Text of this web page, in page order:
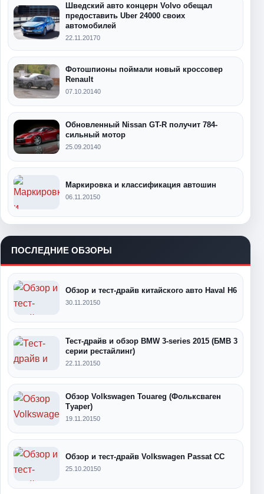
Шведский авто концерн Volvo обещал
предоставить Uber 24000 своих
автомобилей
22.11.20170
Фотошпионы поймали новый кроссовер
Renault
07.10.20140
Обновленный Nissan GT-R получит 784-
сильный мотор
25.09.20140
Маркировка и классификация автошин
06.11.20150
ПОСЛЕДНИЕ ОБЗОРЫ
Обзор и тест-драйв китайского авто Haval H6
30.11.20150
Тест-драйв и обзор BMW 3-series 2015 (БМВ 3
серии рестайлинг)
22.11.20150
Обзор Volkswagen Touareg (Фольксваген
Туарег)
19.11.20150
Обзор и тест-драйв Volkswagen Passat CC
25.10.20150